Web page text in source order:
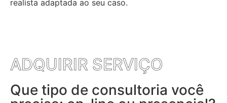
realista adaptada ao seu caso.
ADQUIRIR SERVIÇO
Que tipo de consultoria você